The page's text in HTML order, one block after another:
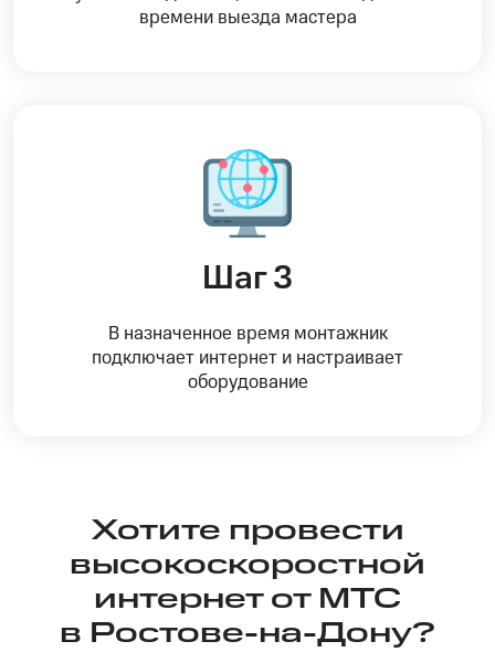
времени выезда мастера
Шаг 3
В назначенное время монтажник
подключает интернет и настраивает
оборудование
Хотите провести
высокоскоростной
интернет от МТС
в Ростове-на-Дону?